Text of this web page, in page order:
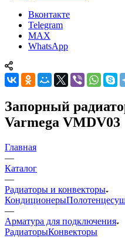
Вконтакте
Telegram
MAX
WhatsApp
Запорный
Varmega VMDV03
Главная
—
Каталог
—
Радиаторы и конвекторы
Кондиционеры
—
Арматура для подключения
РадиаторыКонвекторы